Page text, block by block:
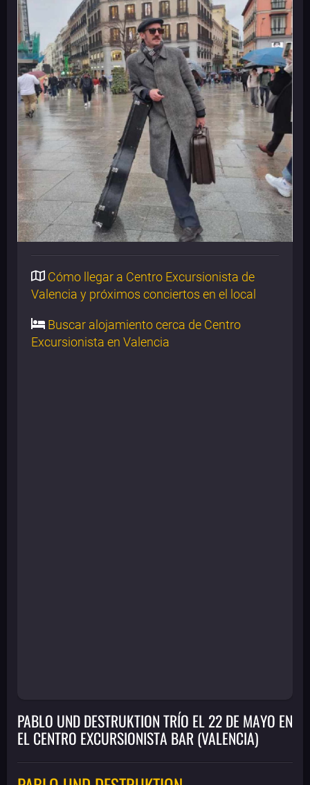
Cómo llegar a Centro Excursionista de
Valencia y próximos conciertos en el local
Buscar alojamiento cerca de Centro
Excursionista en Valencia
PABLO UND DESTRUKTION TRÍO EL 22 DE MAYO EN
EL CENTRO EXCURSIONISTA BAR (VALENCIA)